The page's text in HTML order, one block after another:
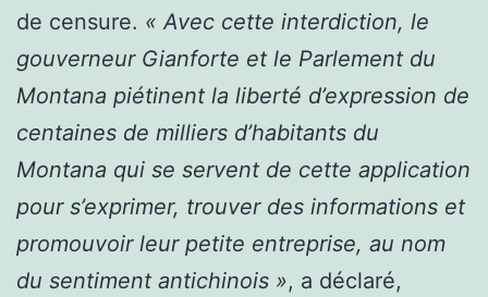
de censure. « Avec cette interdiction, le
gouverneur Gianforte et le Parlement du
Montana piétinent la liberté d’expression de
centaines de milliers d’habitants du
Montana qui se servent de cette application
pour s’exprimer, trouver des informations et
promouvoir leur petite entreprise, au nom
du sentiment antichinois », a déclaré,